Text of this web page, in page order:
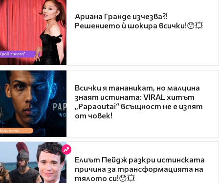
Ариана Гранде изчезва?!
Решението ѝ шокира всички!😯💥
Всички я тананикат, но малцина
знаят истината: VIRAL хитът
„Papaoutai“ всъщност не е изпят
от човек!
Елиът Пейдж разкри истинската
причина за трансформацията на
тялото си!😯💥